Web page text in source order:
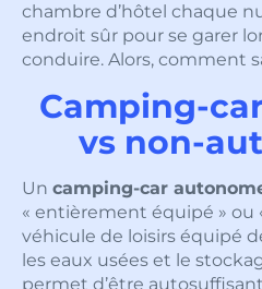
chambre d’hôtel chaque
endroit sûr pour se garer
conduire. Alors, comment
Camping-
vs non-
Un camping-car
« entièrement équipé » ou
véhicule de loisirs équipé
les eaux usées et le
permet d’être